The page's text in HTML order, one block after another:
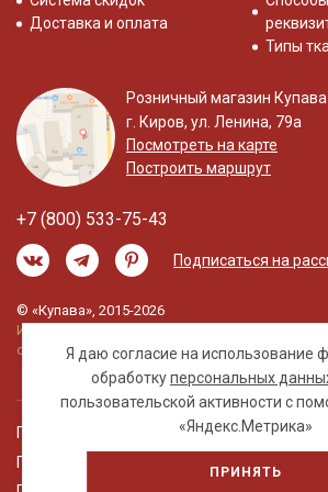
Я даю согласие на использование
обработкуперсональных
пользовательской активности с
«Яндекс.Метрика»
ПРИНЯТЬ
Доставка и оплата
Типы
Розничный магазин Купава
г. Киров, ул. Ленина, 79а
Посмотреть на карте
Построить маршрут
+7 (800) 533-75-43
Подписаться на
© «Купава», 2015-2026
Информация на сайте не является публичной
офертой.
Правовая информация
Политика обработки персональных данных